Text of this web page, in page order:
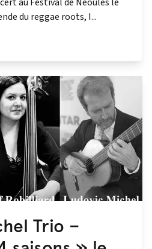
du reggae roots, I...
Trio –